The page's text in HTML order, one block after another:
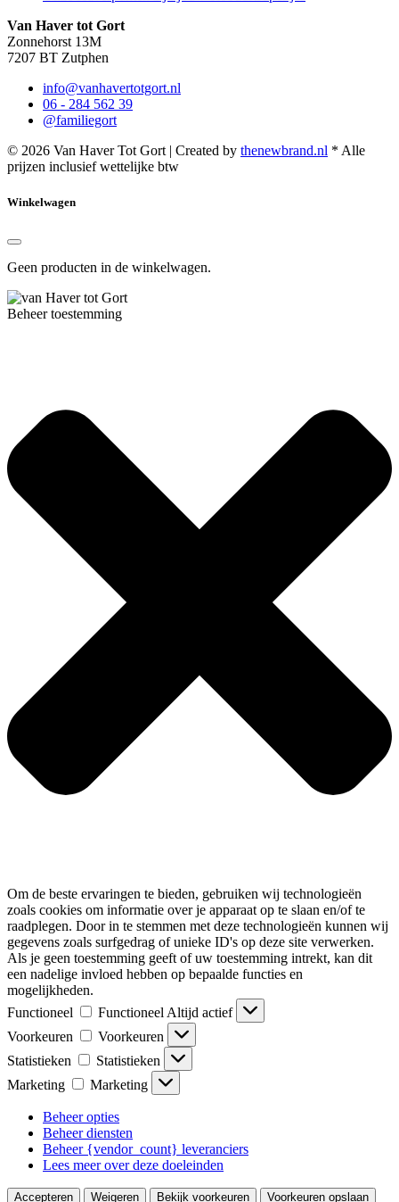
Van Haver tot Gort
Zonnehorst 13M
7207 BT Zutphen
info@vanhavertotgort.nl
06 - 284 562 39
@familiegort
© 2026 Van Haver Tot Gort | Created by thenewbrand.nl * Alle
prijzen inclusief wettelijke btw
Winkelwagen
Geen producten in de winkelwagen.
Beheer toestemming
Om de beste ervaringen te bieden, gebruiken wij technologieën
zoals cookies om informatie over je apparaat op te slaan en/of te
raadplegen. Door in te stemmen met deze technologieën kunnen wij
gegevens zoals surfgedrag of unieke ID's op deze site verwerken.
Als je geen toestemming geeft of uw toestemming intrekt, kan dit
een nadelige invloed hebben op bepaalde functies en
mogelijkheden.
Functioneel
Functioneel Altijd actief
Voorkeuren
Voorkeuren
Statistieken
Statistieken
Marketing
Marketing
Beheer opties
Beheer diensten
Beheer {vendor_count} leveranciers
Lees meer over deze doeleinden
Accepteren Weigeren Bekijk voorkeuren Voorkeuren opslaan